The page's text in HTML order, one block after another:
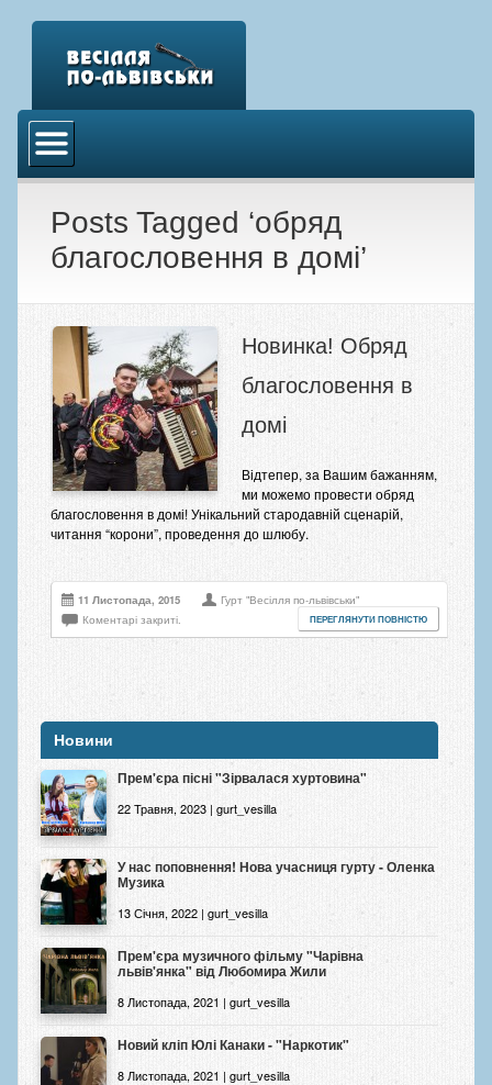
Аудіо
Фото
Контакти
Posts Tagged ‘обряд
благословення в домі’
Новинка! Обряд
благословення в
домі
Відтепер, за Вашим бажанням,
ми можемо провести обряд
благословення в домі! Унікальний стародавній сценарій,
читання “корони”, проведення до шлюбу.
11 Листопада, 2015
Гурт "Весілля по-львівськи"
Коментарі закриті.
ПЕРЕГЛЯНУТИ ПОВНІСТЮ
Новини
Прем'єра пісні "Зірвалася хуртовина"
22 Травня, 2023 | gurt_vesilla
У нас поповнення! Нова учасниця гурту - Оленка
Музика
13 Січня, 2022 | gurt_vesilla
Прем'єра музичного фільму "Чарівна
львів'янка" від Любомира Жили
8 Листопада, 2021 | gurt_vesilla
Новий кліп Юлі Канаки - "Наркотик"
8 Листопада, 2021 | gurt_vesilla